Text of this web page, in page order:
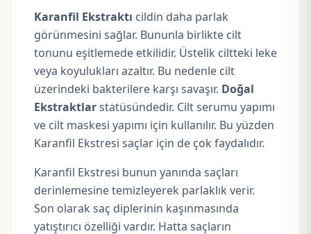
Karanfil Ekstraktı cildin daha parlak
görünmesini sağlar. Bununla birlikte cilt
tonunu eşitlemede etkilidir. Üstelik ciltteki leke
veya koyulukları azaltır. Bu nedenle cilt
üzerindeki bakterilere karşı savaşır. Doğal
Ekstraktlarstatüsündedir. Cilt serumu yapımı
ve cilt maskesi yapımı için kullanılır. Bu yüzden
Karanfil Ekstresi saçlar için de çok faydalıdır.
Karanfil Ekstresi bunun yanında saçları
derinlemesine temizleyerek parlaklık verir.
Son olarak saç diplerinin kaşınmasında
yatıştırıcı özelliği vardır. Hatta saçların